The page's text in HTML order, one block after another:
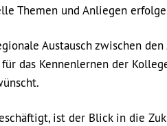
Themen und Anliegen
Austausch zwischen
für das Kennenlernen der
ist der Blick in die